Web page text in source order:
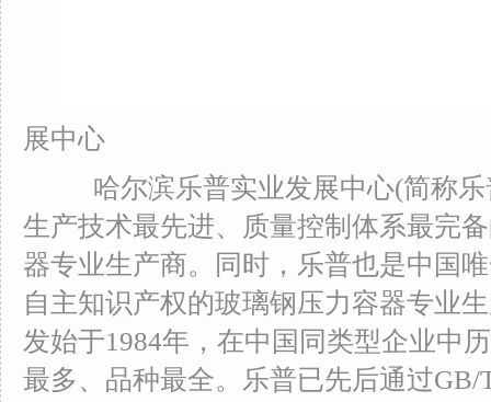
展中心
哈尔滨乐普实业发展中心(简称乐
生产技术最先进、质量控制体系最完
器专业生产商。同时，乐普也是中国
自主知识产权的玻璃钢压力容器专业
发始于1984年，在中国同类型企业中
最多、品种最全。乐普已先后通过GB/